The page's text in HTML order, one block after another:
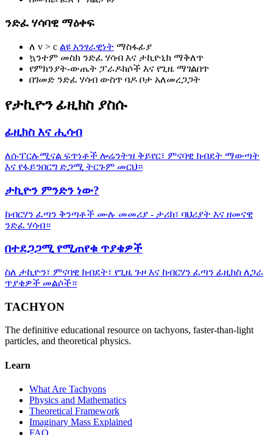
ንድፈ ሃሳባዊ ማዕቀፍ
ለ v > c ልዩ አንፃራዊነት ማስፋፊያ
ኳንተም መስክ ንድፈ ሃሳብ እና ታኪዮኒክ ማቅለጥ
የምክንያት-ውጤት ፓራዶክሶች እና የጊዜ ማገልበጥ
በገመድ ንድፈ ሃሳብ ውስጥ ባዶ ቦታ አለመረጋጋት
የታኪዮን ፊዚክስ ያስሱ
ፊዚክስ እና ሒሳብ
ለሱፐርሉሚናል ፍጥነቶች ሎሬንትዝ ቅይየር፣ ምናባዊ ክብደት ማውጣት
እና የፋይንበርግ ድጋሚ ትርጉም መርህ።
ታኪዮን ምንድን ነው?
ከብርሃን ፈጣን ቅንጣቶች ሙሉ መመሪያ - ታሪክ፣ ባህሪያት እና ዘመናዊ
ንድፈ ሃሳብ።
በተደጋጋሚ የሚጠየቁ ጥያቄዎች
ስለ ታኪዮን፣ ምናባዊ ክብደት፣ የጊዜ ጉዞ እና ከብርሃን ፈጣን ፊዚክስ ለጋራ
ጥያቄዎች መልሶች።
TACHYON
The definitive educational resource on tachyons, faster-than-light
particles, and theoretical physics.
Learn
What Are Tachyons
Physics and Mathematics
Theoretical Framework
Imaginary Mass Explained
FAQ